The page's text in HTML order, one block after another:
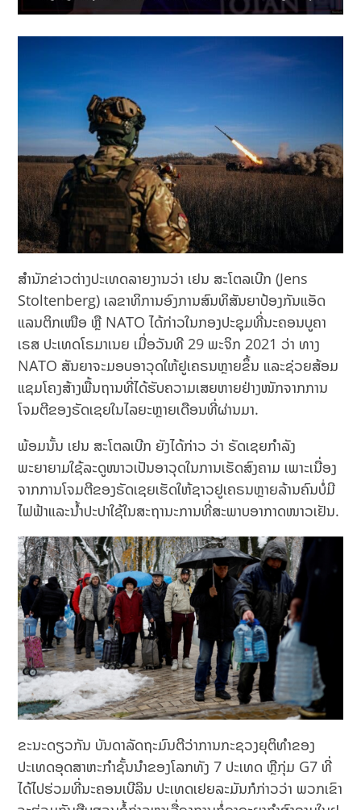
ສຳນັກຂ່າວຕ່າງປະເທດລາຍງານວ່າ ເຢນ ສະໂຕລເບີກ (Jens
Stoltenberg) ເລຂາທິການອົງການສົນທິສັນຍາປ້ອງກັນແອັດ
ແລນຕິກເໜືອ ຫຼື NATO ໄດ້ກ່າວໃນກອງປະຊຸມທີ່ນະຄອນບູຄາ
ເຣສ ປະເທດໂຣມາເນຍ ເມື່ອວັນທີ 29 ພະຈິກ 2021 ວ່າ ທາງ
NATO ສັນຍາຈະມອບອາວຸດໃຫ້ຢູເຄຣນຫຼາຍຂຶ້ນ ແລະຊ່ວຍສ້ອມ
ແຊມໂຄງສ້າງພື້ນຖານທີ່ໄດ້ຮັບຄວາມເສຍຫາຍຢ່າງໜັກຈາກການ
ໂຈມຕີຂອງຣັດເຊຍໃນໄລຍະຫຼາຍເດືອນທີ່ຜ່ານມາ.
ພ້ອມນັ້ນ ເຢນ ສະໂຕລເບີກ ຍັງໄດ້ກ່າວ ວ່າ ຣັດເຊຍກຳລັງ
ພະຍາຍາມໃຊ້ລະດູໜາວເປັນອາວຸດໃນການເຮັດສົງຄາມ ເພາະເນື່ອງ
ຈາກການໂຈມຕີຂອງຣັດເຊຍເຮັດໃຫ້ຊາວຢູເຄຣນຫຼາຍລ້ານຄົນບໍ່ມີ
ໄຟຟ້າແລະນ້ຳປະປາໃຊ້ໃນສະຖານະການທີ່ສະພາບອາກາດໜາວເຢັນ.
ຂະນະດຽວກັນ ບັນດາລັດຖະມົນຕີວ່າການກະຊວງຍຸຕິທຳຂອງ
ປະເທດອຸດສາຫະກໍາຊັ້ນນຳຂອງໂລກທັງ 7 ປະເທດ ຫຼືກຸ່ມ G7 ທີ່
ໄດ້ໄປຮ່ວມທີ່ນະຄອນເບີລິນ ປະເທດເຢຍລະມັນກໍກ່າວວ່າ ພວກເຂົາ